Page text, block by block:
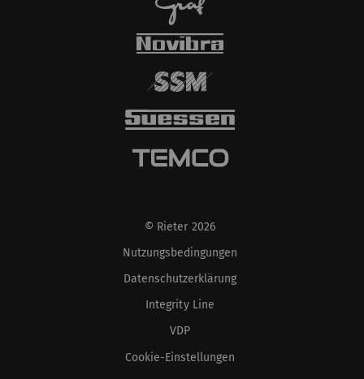
© Rieter 2026
Nutzungsbedingungen
Datenschutzerklärung
Integrity Line
VDP
Cookie-Einstellungen